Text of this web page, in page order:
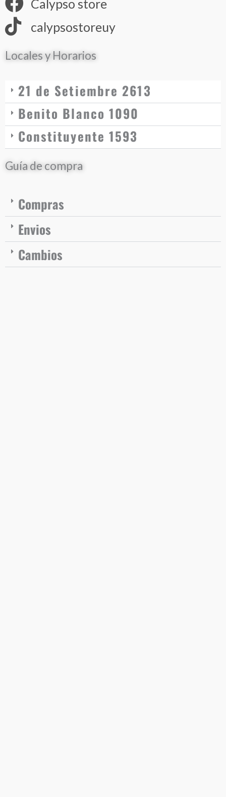
Calypso store
calypsostoreuy
Locales y Horarios
21 de Setiembre 2613
Benito Blanco 1090
Constituyente 1593
Guía de compra
Compras
Envios
Cambios